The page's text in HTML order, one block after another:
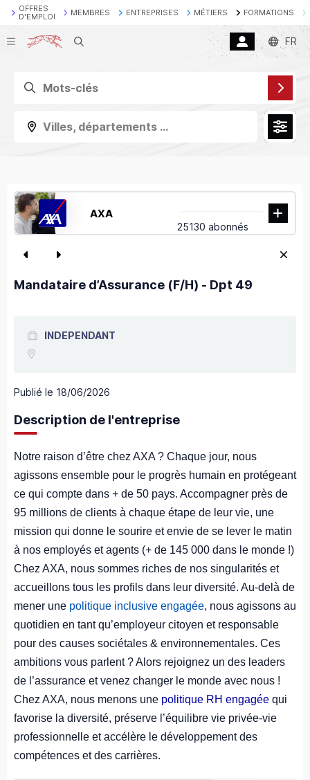
OFFRES
D'EMPLOI
MEMBRES ENTREPRISES MÉTIERS FORMATIONS
Recherche FR
Villes, départements ...
AXA
25130 abonnés
Mandataire d’Assurance (F/H) - Dpt 49
INDEPENDANT
Publié le 18/06/2026
Description de l'entreprise
Notre raison d’être chez AXA ? Chaque jour, nous
agissons ensemble pour le progrès humain en protégeant
ce qui compte dans + de 50 pays. Accompagner près de
95 millions de clients à chaque étape de leur vie, une
mission qui donne le sourire et envie de se lever le matin
à nos employés et agents (+ de 145 000 dans le monde !)
Chez AXA, nous sommes riches de nos singularités et
accueillons tous les profils dans leur diversité. Au-delà de
mener une politique inclusive engagée, nous agissons au
quotidien en tant qu’employeur citoyen et responsable
pour des causes sociétales & environnementales. Ces
ambitions vous parlent ? Alors rejoignez un des leaders
de l’assurance et venez changer le monde avec nous !
Chez AXA, nous menons une politique RH engagée qui
favorise la diversité, préserve l’équilibre vie privée-vie
professionnelle et accélère le développement des
compétences et des carrières.